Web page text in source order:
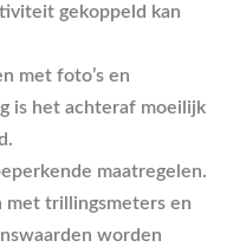
gekoppeld kan
met foto’s en
is het achteraf moeilijk
maatregelen.
met trillingsmeters en
worden